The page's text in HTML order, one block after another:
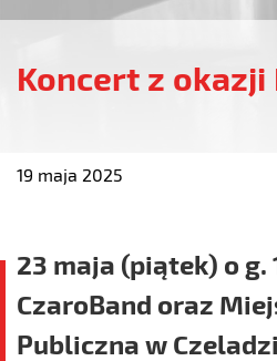
Koncert z okazji
19 maja 2025
23 maja (piątek) o g.
CzaroBand oraz
Publiczna w